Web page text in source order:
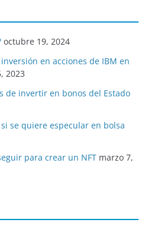
octubre 19, 2024
en acciones de IBM en
2023
de invertir en bonos del Estado
se quiere especular en bolsa
para crear un NFT marzo 7,